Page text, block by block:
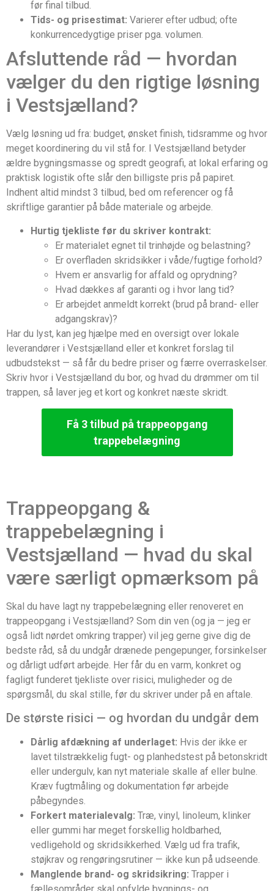
før final tilbud.
Tids- og prisestimat: Varierer efter udbud; ofte
konkurrencedygtige priser pga. volumen.
Afsluttende råd — hvordan
vælger du den rigtige løsning
i Vestsjælland?
Vælg løsning ud fra: budget, ønsket finish, tidsramme og hvor
meget koordinering du vil stå for. I Vestsjælland betyder
ældre bygningsmasse og spredt geografi, at lokal erfaring og
praktisk logistik ofte slår den billigste pris på papiret.
Indhent altid mindst 3 tilbud, bed om referencer og få
skriftlige garantier på både materiale og arbejde.
Hurtig tjekliste før du skriver kontrakt:
Er materialet egnet til trinhøjde og belastning?
Er overfladen skridsikker i våde/fugtige forhold?
Hvem er ansvarlig for affald og oprydning?
Hvad dækkes af garanti og i hvor lang tid?
Er arbejdet anmeldt korrekt (brud på brand- eller
adgangskrav)?
Har du lyst, kan jeg hjælpe med en oversigt over lokale
leverandører i Vestsjælland eller et konkret forslag til
udbudstekst — så får du bedre priser og færre overraskelser.
Skriv hvor i Vestsjælland du bor, og hvad du drømmer om til
trappen, så laver jeg et kort og konkret næste skridt.
Få 3 tilbud på trappeopgang
trappebelægning
Trappeopgang &
trappebelægning i
Vestsjælland — hvad du skal
være særligt opmærksom på
Skal du have lagt ny trappebelægning eller renoveret en
trappeopgang i Vestsjælland? Som din ven (og ja — jeg er
også lidt nørdet omkring trapper) vil jeg gerne give dig de
bedste råd, så du undgår drænede pengepunger, forsinkelser
og dårligt udført arbejde. Her får du en varm, konkret og
fagligt funderet tjekliste over risici, muligheder og de
spørgsmål, du skal stille, før du skriver under på en aftale.
De største risici — og hvordan du undgår dem
Dårlig afdækning af underlaget: Hvis der ikke er
lavet tilstrækkelig fugt- og planhedstest på betonskridt
eller undergulv, kan nyt materiale skalle af eller bulne.
Kræv fugtmåling og dokumentation før arbejde
påbegyndes.
Forkert materialevalg: Træ, vinyl, linoleum, klinker
eller gummi har meget forskellig holdbarhed,
vedligehold og skridsikkerhed. Vælg ud fra trafik,
støjkrav og rengøringsrutiner — ikke kun på udseende.
Manglende brand- og skridsikring: Trapper i